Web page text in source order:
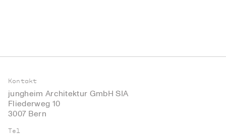
Kontakt
jungheim Architektur GmbH SIA
Fliederweg 10
3007 Bern
Tel